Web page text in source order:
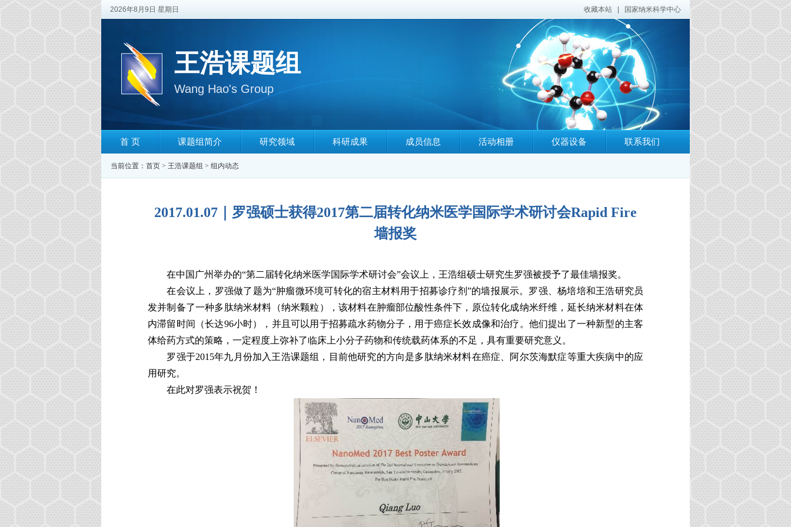
2026年8月9日 星期日 收藏本站 国家纳米科学中心
王浩课题组
Wang Hao's Group
首 页 课题组简介 研究领域 科研成果 成员信息 活动相册 仪器设备 联系我们
当前位置： 首页 > 王浩课题组 > 组内动态
2017.01.07｜罗强硕士获得2017第二届转化纳米医学国际学术研讨会Rapid Fire
墙报奖
在中国广州举办的“第二届转化纳米医学国际学术研讨会”会议上，王浩组硕士研究生罗强被授予了最佳墙报奖。
在会议上，罗强做了题为“肿瘤微环境可转化的宿主材料用于招募诊疗剂”的墙报展示。罗强、杨培培和王浩研究员
发并制备了一种多肽纳米材料（纳米颗粒），该材料在肿瘤部位酸性条件下，原位转化成纳米纤维，延长纳米材料在体
内滞留时间（长达96小时），并且可以用于招募疏水药物分子，用于癌症长效成像和治疗。他们提出了一种新型的主客
体给药方式的策略，一定程度上弥补了临床上小分子药物和传统载药体系的不足，具有重要研究意义。
罗强于2015年九月份加入王浩课题组，目前他研究的方向是多肽纳米材料在癌症、阿尔茨海默症等重大疾病中的应
用研究。
在此对罗强表示祝贺！